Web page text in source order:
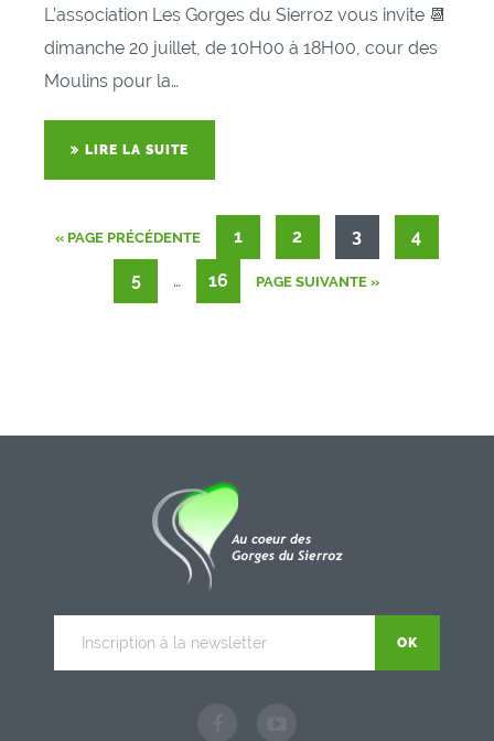
L’association Les Gorges du Sierroz vous invite 📆
dimanche 20 juillet, de 10H00 à 18H00, cour des
Moulins pour la…
LIRE LA SUITE
« PAGE PRÉCÉDENTE 1 2 3 4
5 … 16 PAGE SUIVANTE »